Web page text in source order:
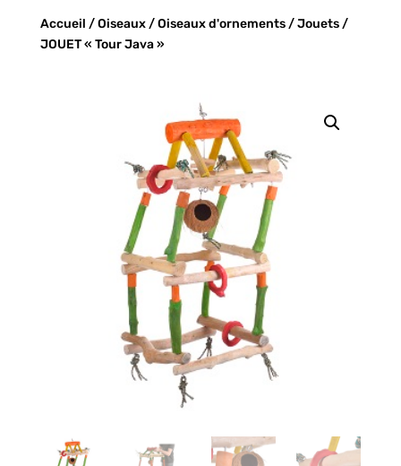
Accueil /Oiseaux/Oiseaux d'ornements/Jouets/
JOUET « Tour Java »